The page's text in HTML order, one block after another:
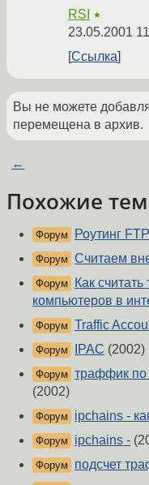
RSI ★
23.05.2001
Ссылка
Вы не можете
перемещена в архив.
←
Похожие
Форум Роутинг FTP
Форум Считаем
Форум
Как
компьютеров в
Форум Traffic
Форум IPAC (2002)
Форум траффик по
(2002)
Форум ipchains -
Форум ipchains -
Форум подсчет